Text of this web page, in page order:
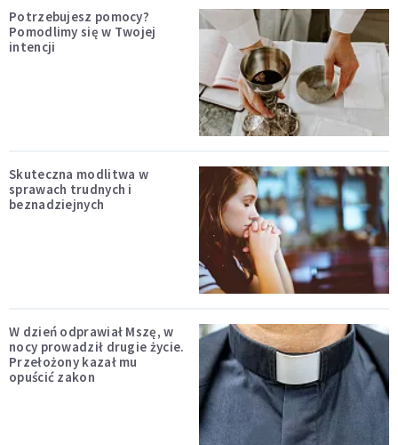
Potrzebujesz pomocy?
Pomodlimy się w Twojej
intencji
Skuteczna modlitwa w
sprawach trudnych i
beznadziejnych
W dzień odprawiał Mszę, w
nocy prowadził drugie życie.
Przełożony kazał mu
opuścić zakon